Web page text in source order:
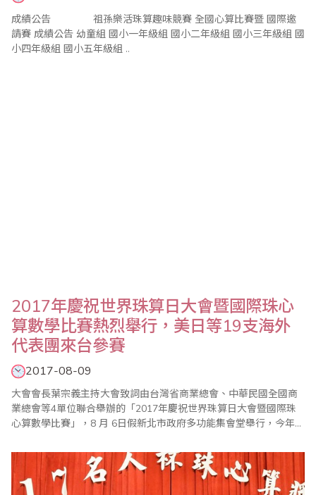
成績公告 祖孫樂活珠算趣味競賽 全國心算比賽暨 國際邀
請賽 成績公告 幼童組 國小一年級組 國小二年級組 國小三年級組 國
小四年級組 國小五年級組 ..
2017年慶祝世界珠算日大會暨國際珠心
算數學比賽熱烈舉行，美日等19支海外
代表團來台參賽
2017-08-09
大會會長葉宗義主持大會致詞由台灣省商業總會、中華民國全國商
業總會等4單位聯合舉辦的「2017年慶祝世界珠算日大會暨國際珠
心算數學比賽」，8 月 6日假新北市政府多功能集會堂舉行，今年大
本、馬來西亞、印尼、香港及中國大陸等海外代表團共達19支，受
到國內相關同業熱烈歡迎。此外，會中也舉辦祖孫樂活珠算趣味競
賽，以及國內獨有的傳票表演賽，都引起各界..